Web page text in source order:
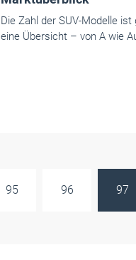
Die Zahl der SUV-Modelle
eine Übersicht – von A wie
95 96 97